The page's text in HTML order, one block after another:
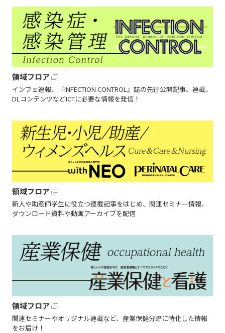
領域フロア
インフェ速報、『INFECTION CONTROL』誌の先行公開記事、連載、
DLコンテンツなどICTに必要な情報を発信！
領域フロア
新人や助産師学生に役立つ連載記事をはじめ、関連セミナー情報、
ダウンロード資料や動画アーカイブを配信
領域フロア
関連セミナーやオリジナル連載など、産業保健分野に特化した情報
をお届け！